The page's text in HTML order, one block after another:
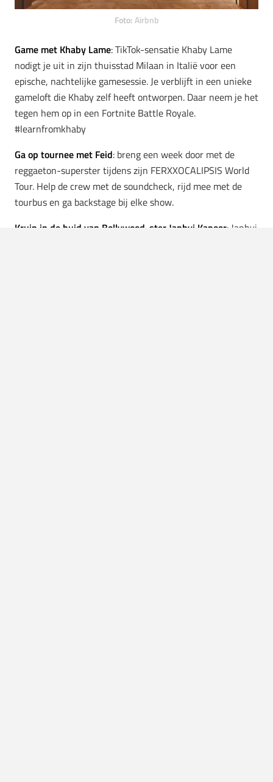
Foto: Airbnb
Game met Khaby Lame: TikTok-sensatie Khaby Lame
nodigt je uit in zijn thuisstad Milaan in Italië voor een
epische, nachtelijke gamesessie. Je verblijft in een unieke
gameloft die Khaby zelf heeft ontworpen. Daar neem je het
tegen hem op in een Fortnite Battle Royale.
#learnfromkhaby
Ga op tournee met Feid: breng een week door met de
reggaeton-superster tijdens zijn FERXXOCALIPSIS World
Tour. Help de crew met de soundcheck, rijd mee met de
tourbus en ga backstage bij elke show.
Kruip in de huid van Bollywood-ster Janhvi Kapoor: Janhvi